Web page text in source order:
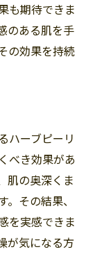
も期待できま
のある肌を手
の効果を持続
ハーブピーリ
べき効果があ
肌の奥深くま
その結果、
を実感できま
が気になる方